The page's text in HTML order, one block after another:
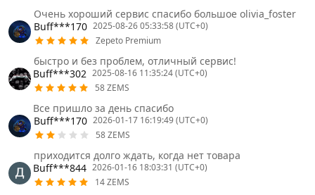
Очень хороший сервис спасибо большое olivia_foster
Buff***170 2025-08-26 05:33:58 (UTC+0)
Zepeto Premium
быстро и без проблем, отличный сервис!
Buff***302 2025-08-16 11:35:24 (UTC+0)
58 ZEMS
Все пришло за день спасибо
Buff***170 2026-01-17 16:19:49 (UTC+0)
58 ZEMS
приходится долго ждать, когда нет товара
Buff***844 2026-01-16 18:03:31 (UTC+0)
14 ZEMS